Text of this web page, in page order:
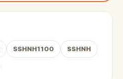
SSHNH1100 SSHNH